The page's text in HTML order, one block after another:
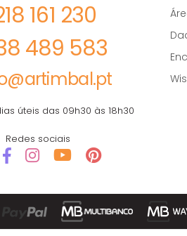
161 230
489 583
úteis das 09h30 às 18h30
Redes sociais